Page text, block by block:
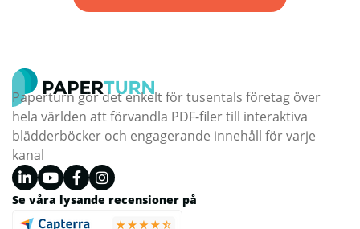
Paperturn gör det enkelt för tusentals företag över
hela världen att förvandla PDF-filer till interaktiva
blädderböcker och engagerande innehåll för varje
kanal
Se våra lysande recensioner på